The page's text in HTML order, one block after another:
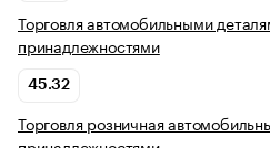
Торговля автомобильными
принадлежностями
45.32
Торговля розничная